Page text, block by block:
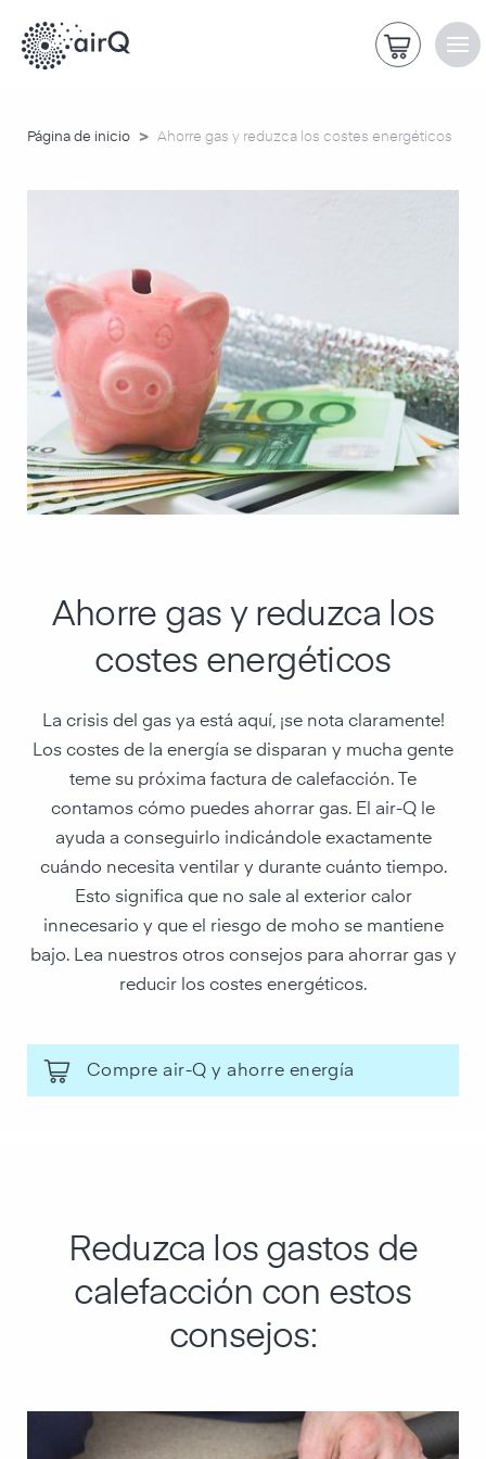
Página de inicio > Ahorre gas y reduzca los costes energéticos
Ahorre gas y reduzca los
costes energéticos
La crisis del gas ya está aquí, ¡se nota claramente!
Los costes de la energía se disparan y mucha gente
teme su próxima factura de calefacción. Te
contamos cómo puedes ahorrar gas. El air-Q le
ayuda a conseguirlo indicándole exactamente
cuándo necesita ventilar y durante cuánto tiempo.
Esto significa que no sale al exterior calor
innecesario y que el riesgo de moho se mantiene
bajo. Lea nuestros otros consejos para ahorrar gas y
reducir los costes energéticos.
Compre air-Q y ahorre energía
Reduzca los gastos de
calefacción con estos
consejos: